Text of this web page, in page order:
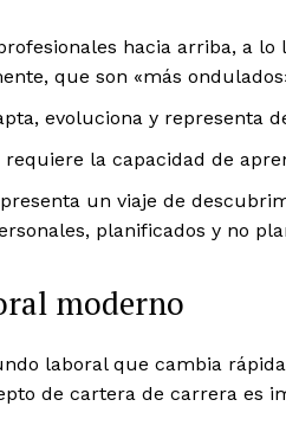
hacia arriba, a lo
que son «más
evoluciona y representa
requiere la capacidad de
un viaje de
planificados y no
moderno
laboral que cambia
de cartera de carrera es